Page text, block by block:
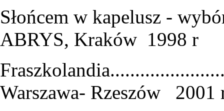
Słońcem w kapelusz -
ABRYS, Kraków 1998 r
Warszawa- Rzeszów 2001